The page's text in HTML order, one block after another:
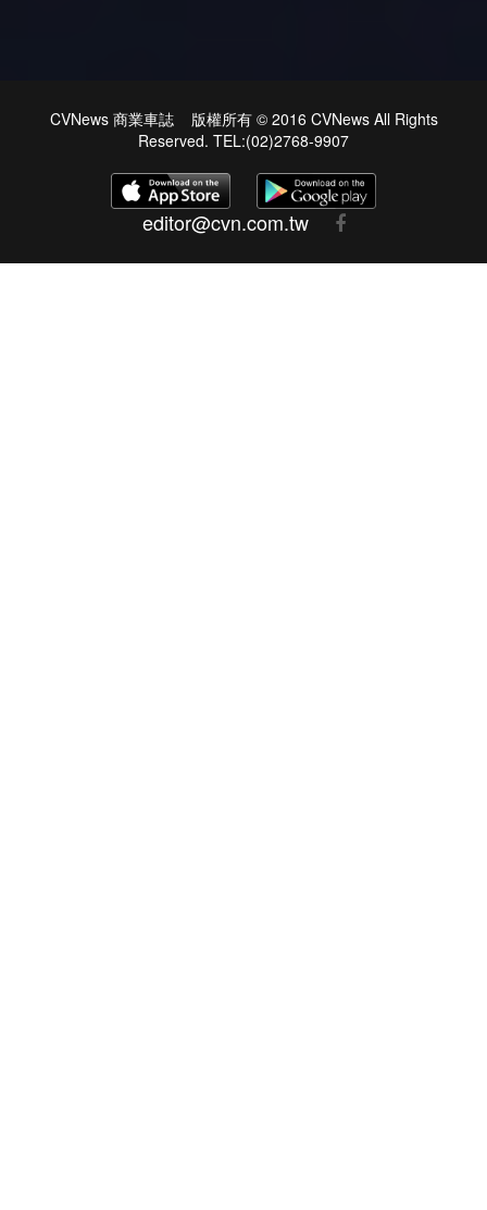
CVNews 商業車誌 版權所有 © 2016 CVNews All Rights
Reserved. TEL:(02)2768-9907
editor@cvn.com.tw